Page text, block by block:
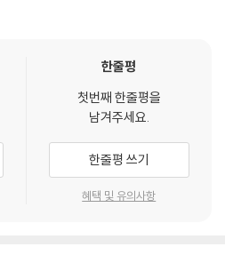
한줄평
첫번째 한줄평을
남겨주세요.
한줄평 쓰기
혜택 및 유의사항